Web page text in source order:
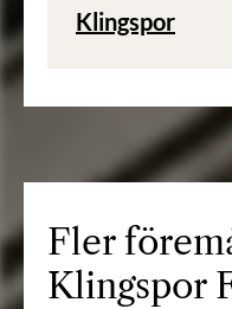
Klingspor
Fler
Klingspor